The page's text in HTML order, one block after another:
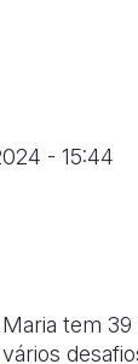
- 15:44
Maria tem 39
vários